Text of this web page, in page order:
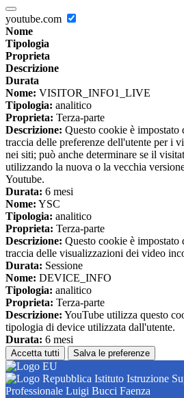
youtube.com
Nome
Tipologia
Proprieta
Descrizione
Durata
Nome: VISITOR_INFO1_LIVE
Tipologia: analitico
Proprieta: Terza-parte
Descrizione: Questo cookie è impostato
traccia delle preferenze dell'utente per i
nei siti; può anche determinare se il
utilizzando la nuova o la vecchia
Youtube.
Durata: 6 mesi
Nome: YSC
Tipologia: analitico
Proprieta: Terza-parte
Descrizione: Questo cookie è impostato
traccia delle visualizzazioni dei video
Durata: Sessione
Nome: DEVICE_INFO
Tipologia: analitico
Proprieta: Terza-parte
Descrizione: YouTube utilizza questo
tipologia di device utilizzata dall'utente.
Durata: 6 mesi
Accetta tutti Salva le preferenze
Istituto Istruzione
Professionale Luigi Bucci Faenza